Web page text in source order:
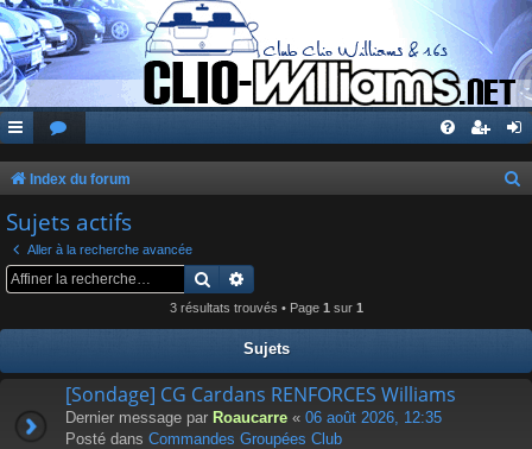
Index du forum
r
Sujets actifs
Aller à la recherche avancée
Rechercher
3 résultats trouvés • Page 1 sur 1
Sujets
[Sondage] CG Cardans RENFORCES Williams
Dernier message par Roaucarre « 06 août 2026, 12:35
Posté dans Commandes Groupées Club